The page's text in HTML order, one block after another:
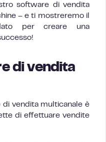
software di vendita
– e ti mostreremo il
per creare una
di vendita
di vendita multicanale è
di effettuare vendite